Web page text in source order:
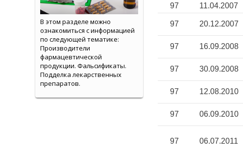
97
11.04.2007
97 20.12.2007
97 16.09.2008
97 30.09.2008
97 12.08.2010
97 06.09.2010
97 06.07.2011
В этом разделе можно
ознакомиться с информацией
по следующей тематике:
Производители
фармацевтической
продукции. Фальсификаты.
Подделка лекарственных
препаратов.